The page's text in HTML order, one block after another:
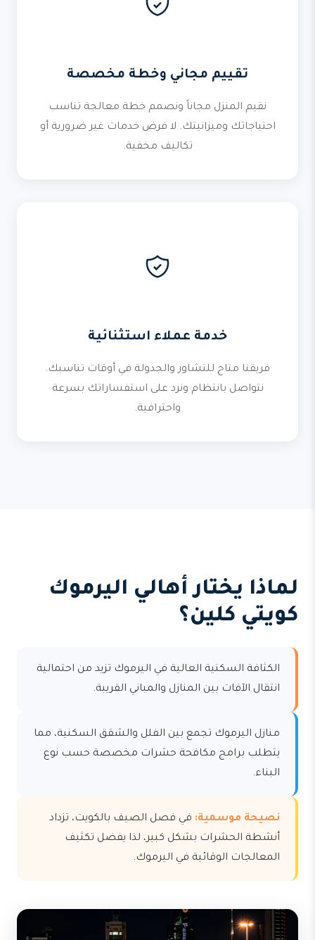
تقييم مجاني وخطة مخصصة
نقيم المنزل مجاناً ونصمم خطة معالجة تناسب
احتياجاتك وميزانيتك. لا فرض خدمات غير ضرورية أو
تكاليف مخفية.
خدمة عملاء استثنائية
فريقنا متاح للتشاور والجدولة في أوقات تناسبك.
نتواصل بانتظام ونرد على استفساراتك بسرعة
واحترافية.
لماذا يختار أهالي اليرموك
كويتي كلين؟
الكثافة السكنية العالية في اليرموك تزيد من احتمالية
انتقال الآفات بين المنازل والمباني القريبة.
منازل اليرموك تجمع بين الفلل والشقق السكنية، مما
يتطلب برامج مكافحة حشرات مخصصة حسب نوع
البناء.
نصيحة موسمية: في فصل الصيف بالكويت، تزداد
أنشطة الحشرات بشكل كبير، لذا يفضل تكثيف
المعالجات الوقائية في اليرموك.